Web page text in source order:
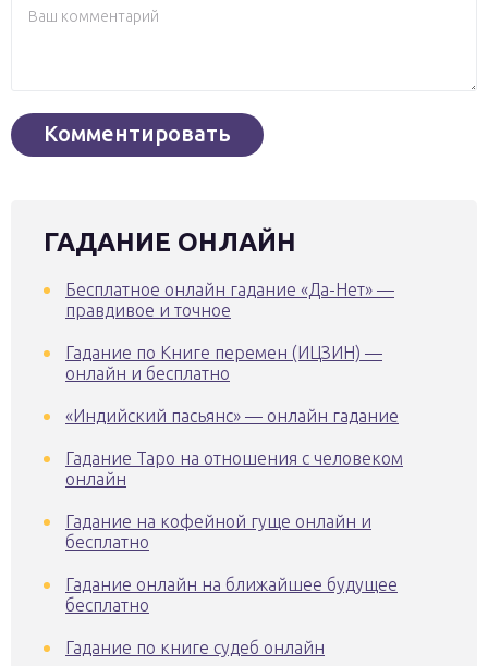
ГАДАНИЕ ОНЛАЙН
Бесплатное онлайн гадание «Да-Нет» —
правдивое и точное
Гадание по Книге перемен (ИЦЗИН) —
онлайн и бесплатно
«Индийский пасьянс» — онлайн гадание
Гадание Таро на отношения с человеком
онлайн
Гадание на кофейной гуще онлайн и
бесплатно
Гадание онлайн на ближайшее будущее
бесплатно
Гадание по книге судеб онлайн